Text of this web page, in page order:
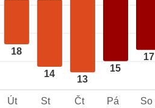
18
14
13
15
17
Út St Čt Pá So